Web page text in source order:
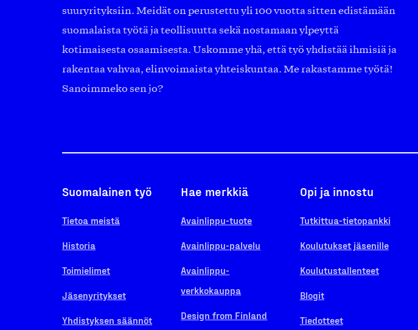
suuryrityksiin. Meidät on perustettu yli 100 vuotta sitten edistämään
suomalaista työtä ja teollisuutta sekä nostamaan ylpeyttä
kotimaisesta osaamisesta. Uskomme yhä, että työ yhdistää ihmisiä ja
rakentaa vahvaa, elinvoimaista yhteiskuntaa. Me rakastamme työtä!
Sanoimmeko sen jo?
Suomalainen työ
Tietoa meistä
Historia
Toimielimet
Jäsenyritykset
Yhdistyksen säännöt
Hae merkkiä
Avainlippu-tuote
Avainlippu-palvelu
Avainlippu-
verkkokauppa
Design from Finland
Opi ja innostu
Tutkittua-tietopankki
Koulutukset jäsenille
Koulutustallenteet
Blogit
Tiedotteet